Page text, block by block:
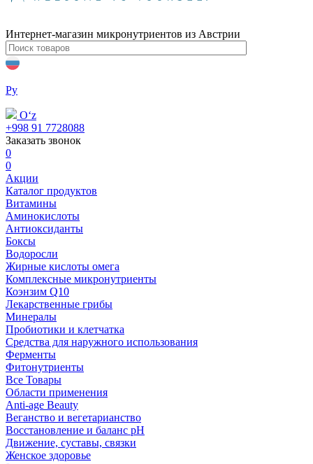
Интернет-магазин микронутриентов из Австрии
Ру
Oʻz
+998 91 7728088
Заказать звонок
0
0
Акции
Каталог продуктов
Витамины
Аминокислоты
Антиоксиданты
Боксы
Водоросли
Жирные кислоты омега
Комплексные микронутриенты
Коэнзим Q10
Лекарственные грибы
Минералы
Пробиотики и клетчатка
Средства для наружного использования
Ферменты
Фитонутриенты
Все Товары
Области применения
Anti-age Beauty
Веганство и вегетарианство
Восстановление и баланс pH
Движение, суставы, связки
Женское здоровье